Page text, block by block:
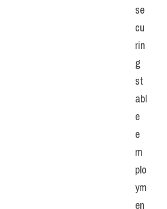
se
cu
rin
g
st
abl
e
e
m
plo
ym
en